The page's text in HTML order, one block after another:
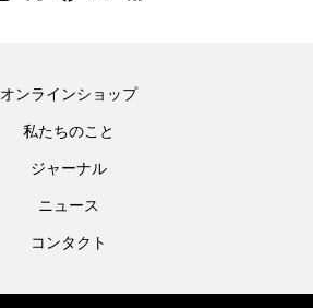
オンラインショップ
私たちのこと
ジャーナル
ニュース
コンタクト